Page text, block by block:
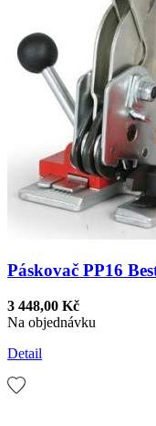
Páskovač PP16
3 448,00 Kč
Na objednávku
Detail